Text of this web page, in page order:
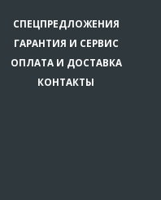
СПЕЦПРЕДЛОЖЕНИЯ
ГАРАНТИЯ И СЕРВИС
ОПЛАТА И ДОСТАВКА
КОНТАКТЫ